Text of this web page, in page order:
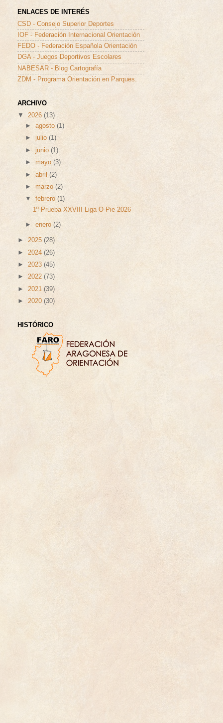
ENLACES DE INTERÉS
CSD - Consejo Superior Deportes
IOF - Federación Internacional Orientación
FEDO - Federación Española Orientación
DGA - Juegos Deportivos Escolares
NABESAR - Blog Cartografía
ZDM - Programa Orientación en Parques.
ARCHIVO
▼ 2026 (13)
►agosto(1)
►julio(1)
►junio(1)
► mayo(3)
►abril(2)
►marzo (2)
▼febrero(1)
1º Prueba XXVIII Liga O-Pie 2026
►enero(2)
► 2025 (28)
► 2024 (26)
► 2023 (45)
► 2022 (73)
► 2021 (39)
► 2020 (30)
HISTÓRICO